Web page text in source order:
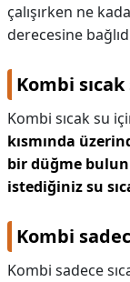
çalışırken ne
derecesine
Kombi
Kombi sıcak su
kısmında
bir düğme
istediğiniz su
Kombi
Kombi sadece